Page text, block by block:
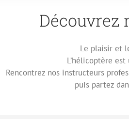
Découvrez
Le plaisir et
L’hélicoptère
Rencontrez nos instructeurs
puis partez